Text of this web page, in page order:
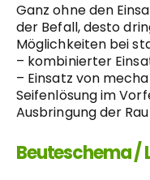
Ganz ohne den
der Befall, desto
Möglichkeiten bei
– kombinierter
– Einsatz von
Seifenlösung im
Ausbringung der
Beuteschema /